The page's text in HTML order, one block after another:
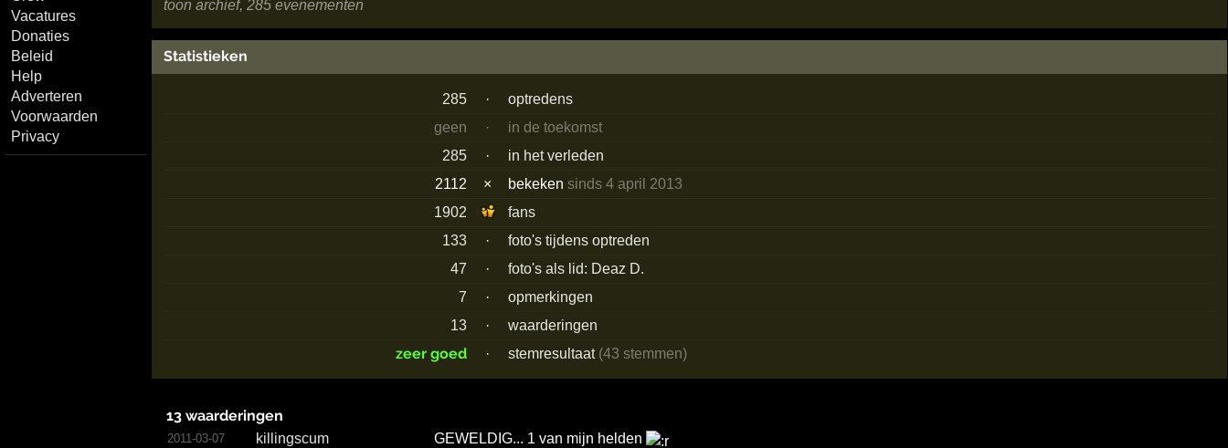
Vacatures
Donaties
Beleid
Help
Adverteren
Voorwaarden
Privacy
toon archief, 285 evenementen
Statistieken
285 ·
optredens
geen
·
in de toekomst
285
·
in het verleden
2112
× bekekensinds 4 april 2013
1902
fans
133
·
foto's tijdens optreden
47
·
foto's als lid: Deaz D.
7
·
opmerkingen
13
· waarderingen
zeer goed · stemresultaat (43 stemmen)
13 waarderingen
2011-03-07 killingscum GEWELDIG... 1 van mijn helden